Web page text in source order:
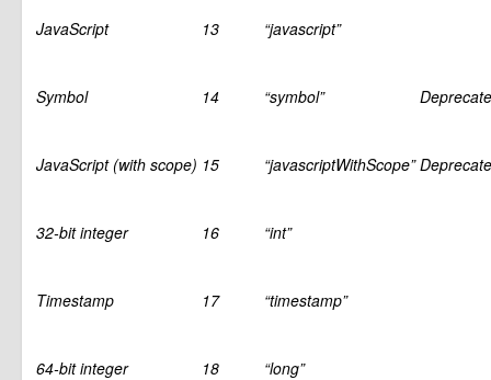
JavaScript 13 “javascript”
Symbol 14 “symbol”
JavaScript (with scope) 15 “javascriptWithScope”
32-bit integer 16 “int”
Timestamp 17 “timestamp”
64-bit integer 18 “long”